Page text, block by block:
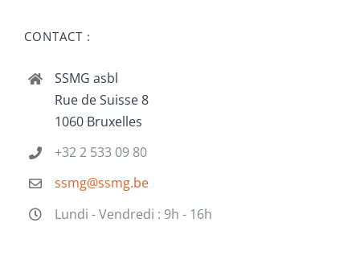
CONTACT :
SSMG asbl
Rue de Suisse 8
1060 Bruxelles
+32 2 533 09 80
ssmg@ssmg.be
Lundi - Vendredi : 9h - 16h